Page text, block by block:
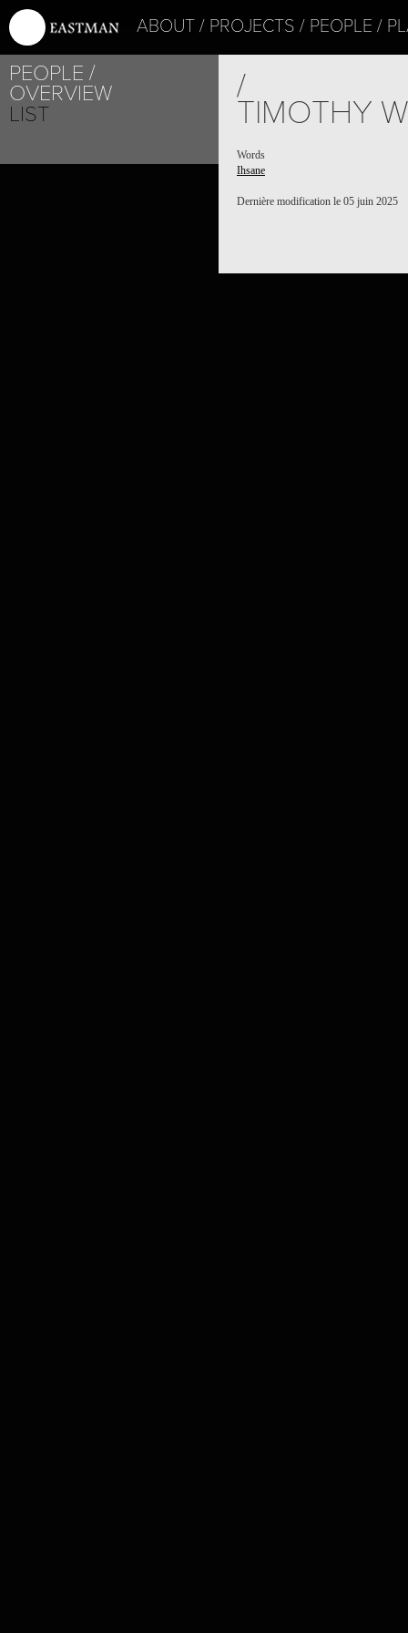
ABOUT PROJECTS PEOPLE
PEOPLE
OVERVIEW
LIST
/
TIMOTHY
Words
Ihsane
Dernière modification le 05 juin 2025